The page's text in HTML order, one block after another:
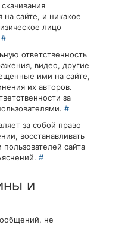
сайте, и никакое
лицо
#
ответственность
видео, другие
ими на сайте,
их авторов.
за
#
за собой право
восстанавливать
сайта
#
и
не